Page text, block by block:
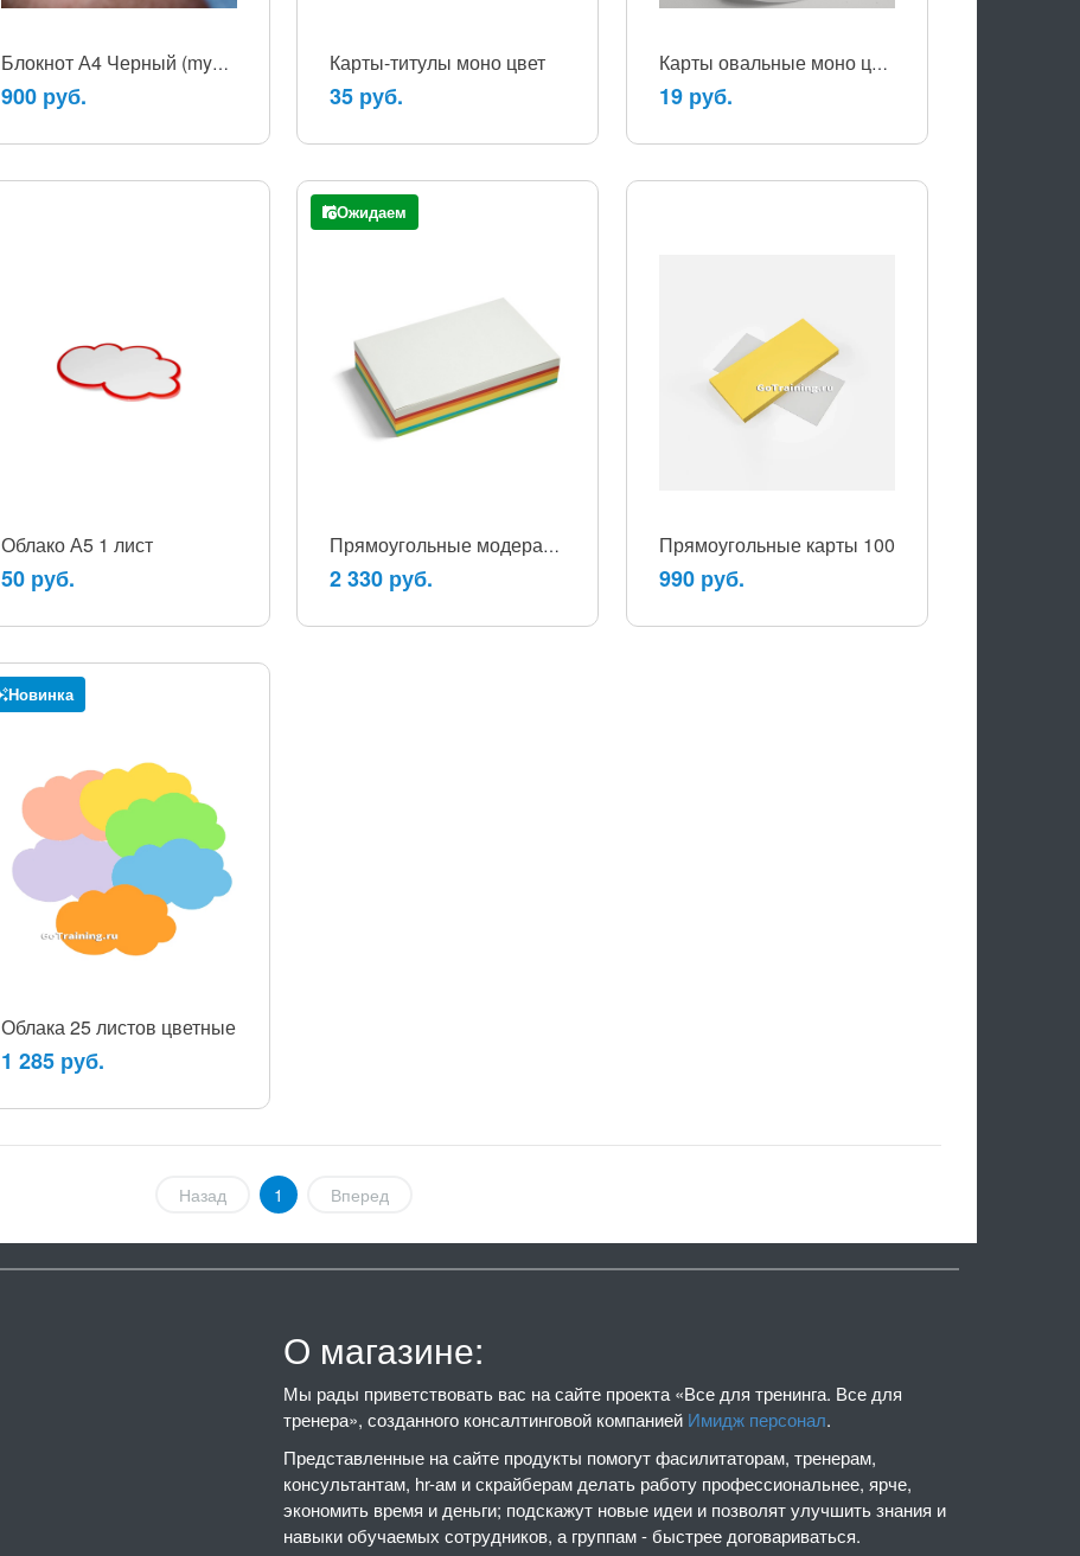
Блокнот А4 Черный (myNotepad)
900 руб.
Карты-титулы моно цвет
35 руб.
Карты овальные моно цвет
19 руб.
Облако А5 1 лист
50 руб.
Ожидаем
Прямоугольные модерационные карты Большие (14,9х20,7см), 250л ассорти
2 330 руб.
Прямоугольные карты 100
990 руб.
Новинка
Облака 25 листов цветные
1 285 руб.
Назад 1 Вперед
О магазине:
Мы рады приветствовать вас на сайте проекта «Все для тренинга. Все для
тренера», созданного консалтинговой компанией Имидж персонал.
Представленные на сайте продукты помогут фасилитаторам, тренерам,
консультантам, hr-ам и скрайберам делать работу профессиональнее, ярче,
экономить время и деньги; подскажут новые идеи и позволят улучшить знания и
навыки обучаемых сотрудников, а группам - быстрее договариваться.